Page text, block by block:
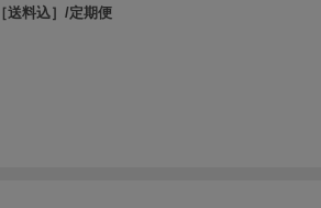
［送料込］/定期便